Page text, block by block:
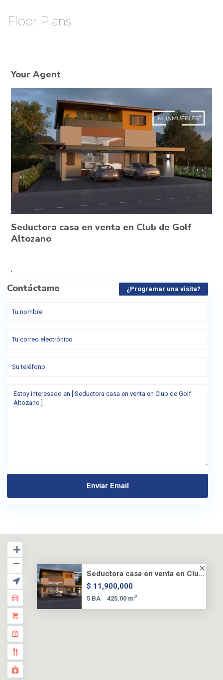
Floor Plans
Your Agent
Seductora casa en venta en Club de Golf
Altozano
,
Contáctame ¿Programar una visita?
Seductora casa en venta en Clu...
$ 11,900,000
5 BA 425.00 m2